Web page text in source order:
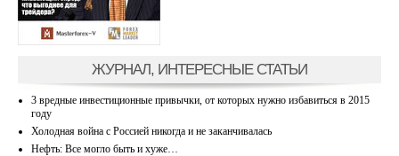
ЖУРНАЛ, ИНТЕРЕСНЫЕ СТАТЬИ
3 вредные инвестиционные привычки, от которых нужно избавиться в 2015
году
Холодная война с Россией никогда и не заканчивалась
Нефть: Все могло быть и хуже…